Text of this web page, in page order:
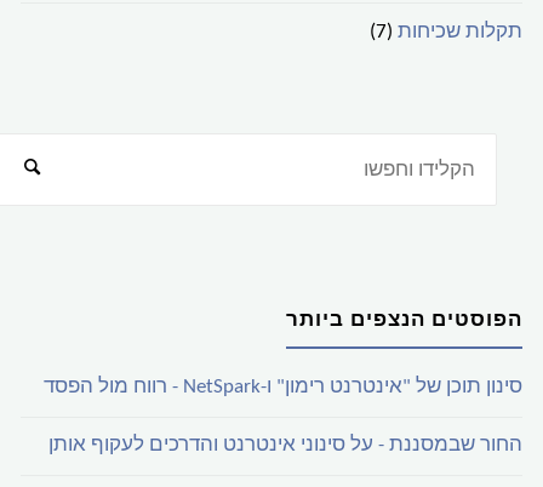
תקלות שכיחות (7)
הפוסטים הנצפים ביותר
סינון תוכן של "אינטרנט רימון" ו-NetSpark - רווח מול הפסד
החור שבמסננת - על סינוני אינטרנט והדרכים לעקוף אותן